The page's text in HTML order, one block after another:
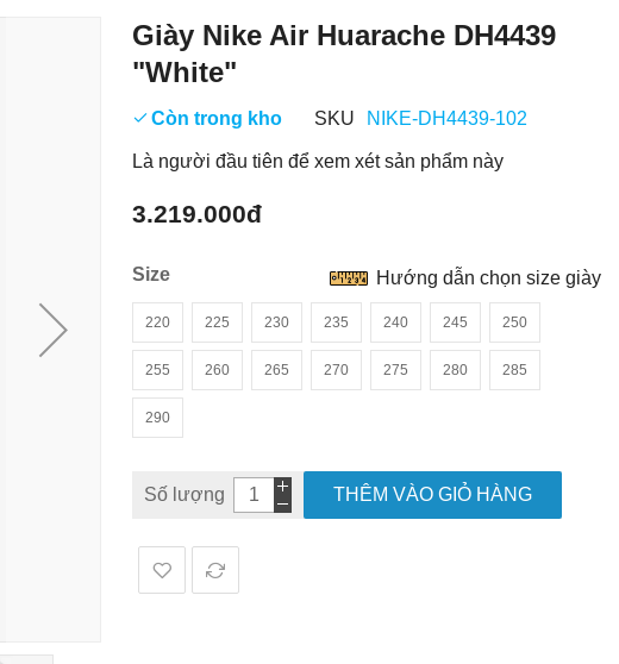
Giày Nike Air Huarache DH4439
"White"
Còn trong kho SKU NIKE-DH4439-102
Là người đầu tiên để xem xét sản phẩm này
3.219.000đ
Size
220 225 230 235 240 245 250
255 260 265 270 275 280 285
290
Hướng dẫn chọn size giày
Số lượng THÊM VÀO GIỎ HÀNG
Chuyển
hình